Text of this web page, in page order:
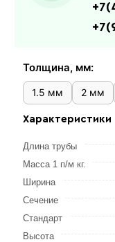
Толщина, мм:
1.5 мм 2 мм
Характеристики
Длина трубы
Масса 1 п/м кг.
Ширина
Сечение
Стандарт
Высота